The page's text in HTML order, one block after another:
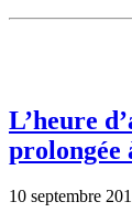
L’heure
prolongée
10 septembre